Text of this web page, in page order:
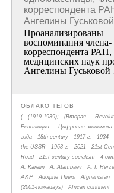
корреспондента
Ангелины Гуськовой
Проанализированы
воспоминания члена­
корреспондента РАН,
медицинских наук
Ангелины
ОБЛАКО ТЕГОВ
( (1919-1939); (Вторая .
Революция
. Цифровая экономика
года
18th century 1917 г. 1934 –
the USSR
1968 г. 2021
21st
Road
21st century socialism 4
A. Karelin
A. Atambaev A. I.
AKP Adolphe Thiers Afghanistan
(2001-nowadays)
African continent